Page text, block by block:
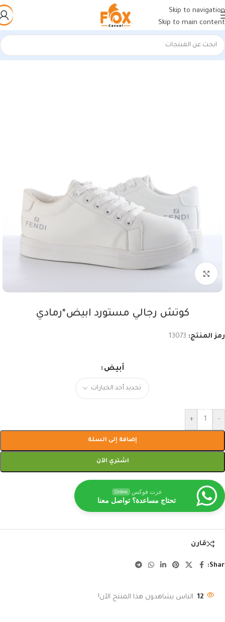
Skip to navigation
Skip to main content
الرئيسية/أحذية رجالي/كوتشي رجالي
كوتش رجالي مستورد ابيض*رمادي
رمز المنتج: 13073
أبيض
-
+
إضافة إلى السلة
اشتري الآن
عزت فوكس Online
تحتاج مساعدة؟ تواصل معنا
قارن
12 الناس يشاهدون هذا المنتج الآن!